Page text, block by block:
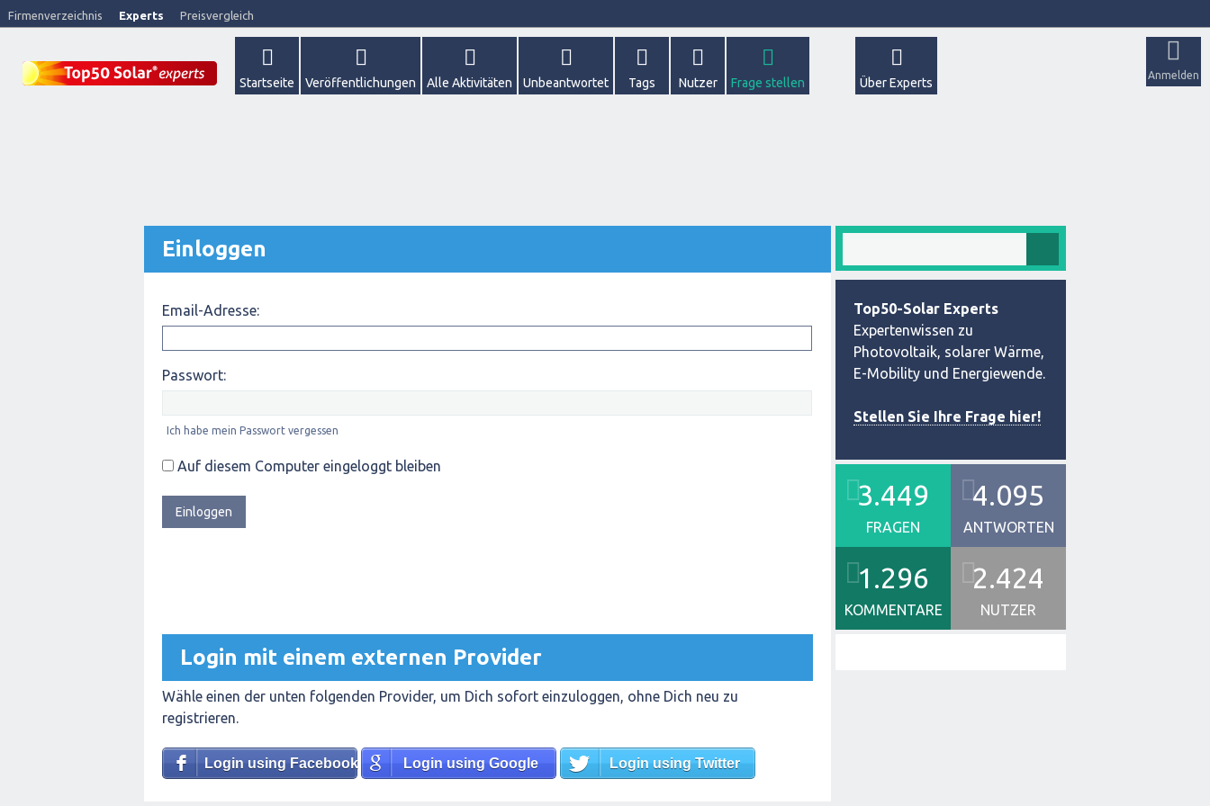
Firmenverzeichnis Experts Preisvergleich
Anmelden
Startseite Veröffentlichungen Alle Aktivitäten Unbeantwortet Tags Nutzer Frage stellen Über Experts
Einloggen
Email-Adresse:
Passwort:
Ich habe mein Passwort vergessen
Auf diesem Computer eingeloggt bleiben
Login mit einem externen Provider
Wähle einen der unten folgenden Provider, um Dich sofort einzuloggen, ohne Dich neu zu
registrieren.
Login using Facebook Login using Google Login using Twitter
Top50-Solar Experts
Expertenwissen zu
Photovoltaik, solarer Wärme,
E-Mobility und Energiewende.
Stellen Sie Ihre Frage hier!
3.449
FRAGEN
4.095
ANTWORTEN
1.296
KOMMENTARE
2.424
NUTZER